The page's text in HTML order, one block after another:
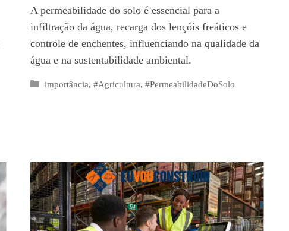
A permeabilidade do solo é essencial para a
infiltração da água, recarga dos lençóis freáticos e
controle de enchentes, influenciando na qualidade da
água e na sustentabilidade ambiental.
Categorias
importância,#Agricultura,#PermeabilidadeDoSolo